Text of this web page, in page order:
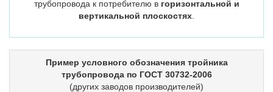
трубопровода к потребителю в горизонтальной и
вертикальной плоскостях
Пример условного обозначения тройника
трубопровода по ГОСТ 30732-2006
(других заводов производителей)